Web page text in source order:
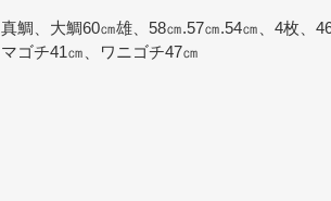
真鯛、大鯛60㎝雄、58㎝.57㎝.54㎝、4枚、
マゴチ41㎝、ワニゴチ47㎝